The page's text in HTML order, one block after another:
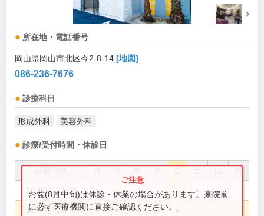
所在地・電話番号
岡山県岡山市北区今2-8-14 [地図]
086-236-7676
診療科目
形成外科 美容外科
診療/受付時間・休診日
祝
10:00～14:00
10:00～18:30 ● ● ● ●
お盆(8月中旬)は休診・休業の場合があります。来院前
に必ず医療機関に直接ご確認ください。